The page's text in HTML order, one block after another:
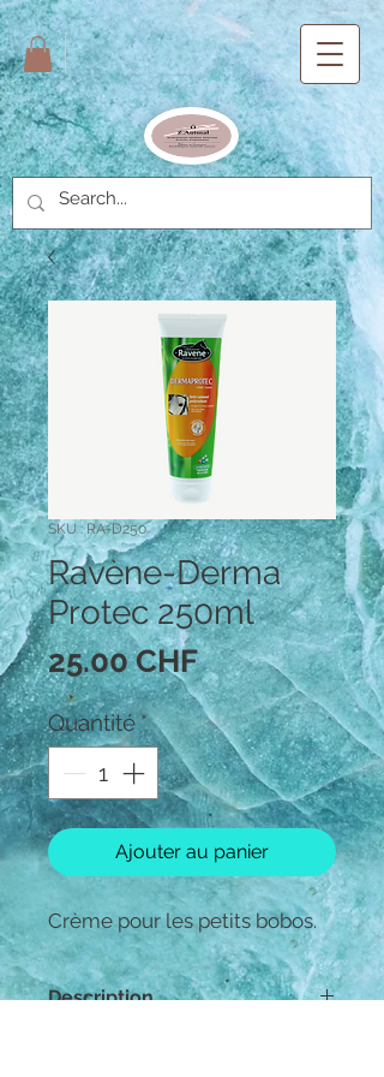
SKU : RA-D250
Ravène-Derma
Protec 250ml
25.00 CHFPrix
Quantité*
Ajouter au panier
Crème pour les petits bobos.
Description